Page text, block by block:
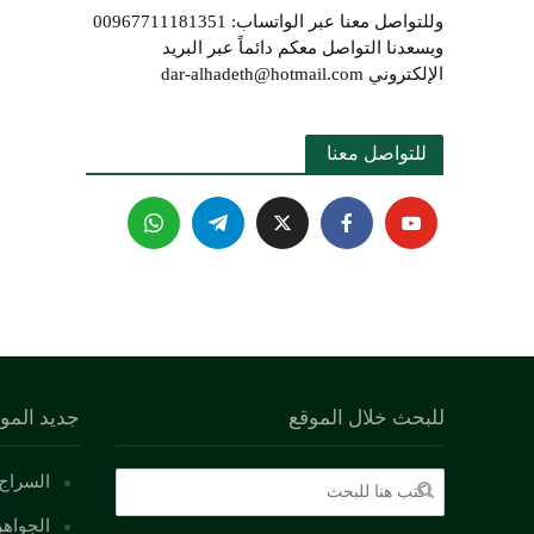
وللتواصل معنا عبر الواتساب: 00967711181351
ويسعدنا التواصل معكم دائماً عبر البريد
الإلكتروني dar-alhadeth@hotmail.com
للتواصل معنا
جديد للبحث خلال الموقع